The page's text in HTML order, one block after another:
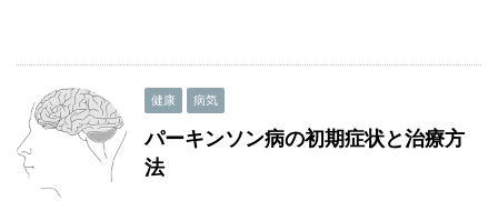
健康 病気
パーキンソン病の初期症状と治療方
法